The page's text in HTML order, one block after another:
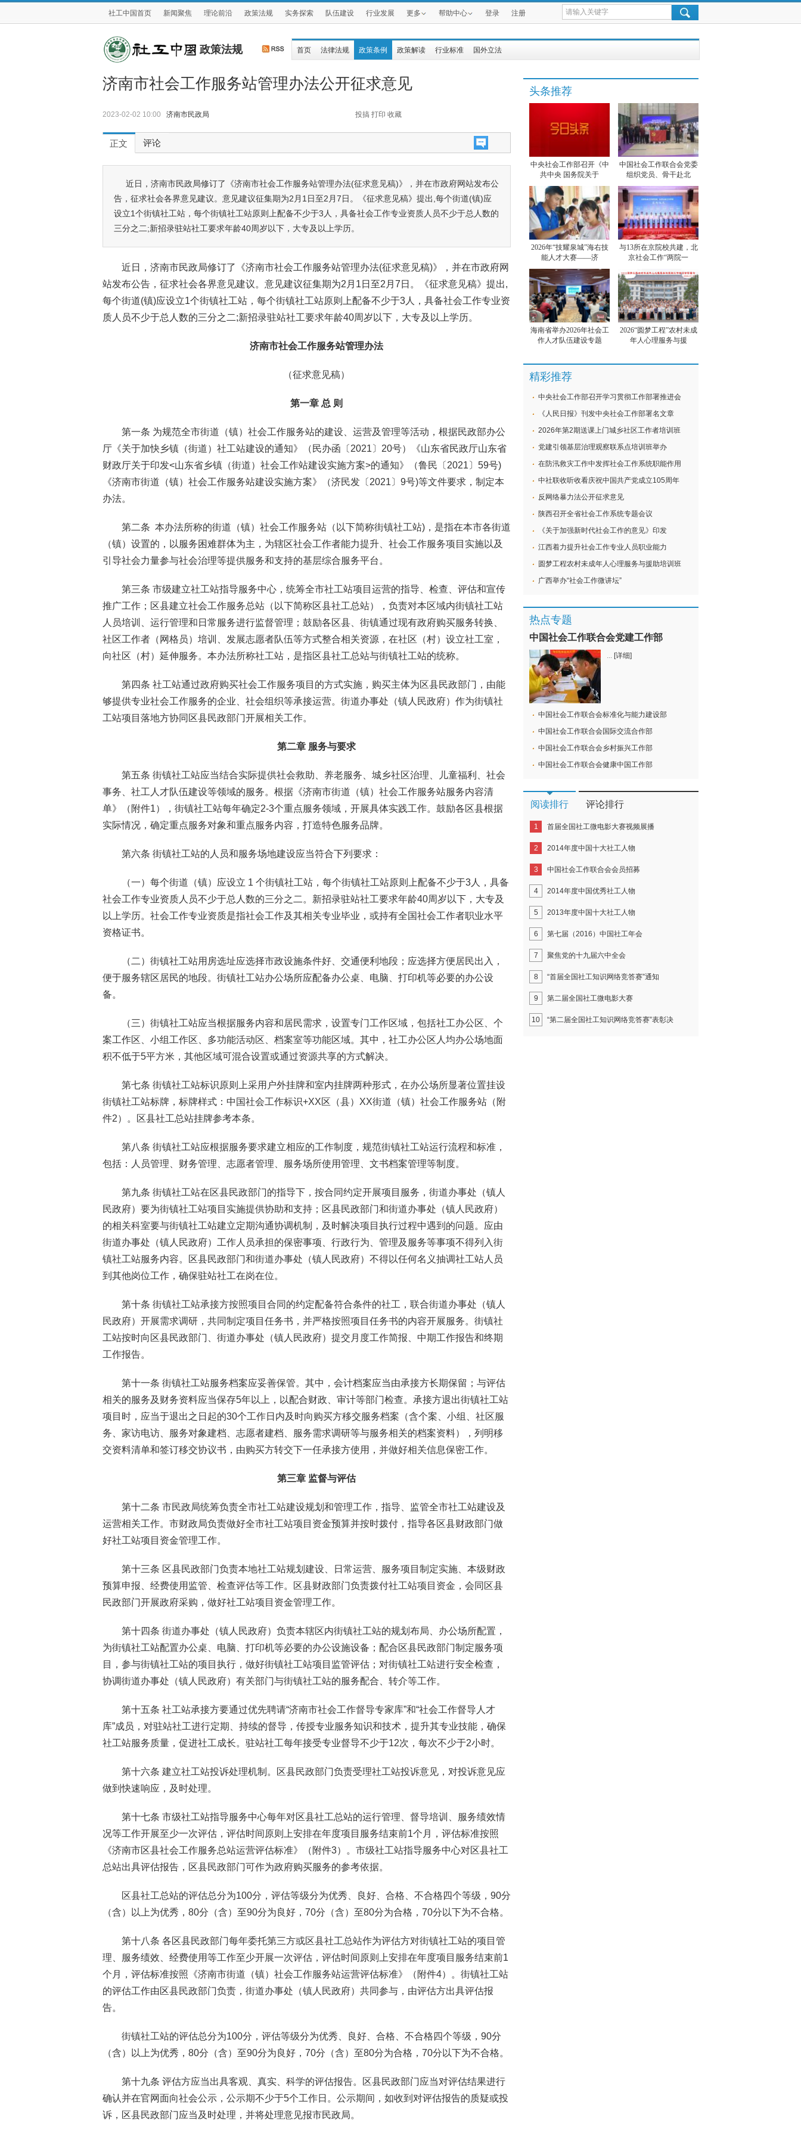
社工中国首页 新闻聚焦 理论前沿 政策法规 实务探索 队伍建设 行业发展 更多 帮助中心 登录 注册
政策法规 首页 法律法规 政策条例 政策解读 行业标准 国外立法
济南市社会工作服务站管理办法公开征求意见
2023-02-02 10:00 济南市民政局 投搞 打印 收藏
正文 评论
近日，济南市民政局修订了《济南市社会工作服务站管理办法(征求意见稿)》，并在市政府网站发布公
告，征求社会各界意见建议。意见建议征集期为2月1日至2月7日。《征求意见稿》提出,每个街道(镇)应
设立1个街镇社工站，每个街镇社工站原则上配备不少于3人，具备社会工作专业资质人员不少于总人数的
三分之二;新招录驻站社工要求年龄40周岁以下，大专及以上学历。
近日，济南市民政局修订了《济南市社会工作服务站管理办法(征求意见稿)》，并在市政府网
站发布公告，征求社会各界意见建议。意见建议征集期为2月1日至2月7日。《征求意见稿》提出,
每个街道(镇)应设立1个街镇社工站，每个街镇社工站原则上配备不少于3人，具备社会工作专业资
质人员不少于总人数的三分之二;新招录驻站社工要求年龄40周岁以下，大专及以上学历。
济南市社会工作服务站管理办法
（征求意见稿）
第一章 总 则
第一条 为规范全市街道（镇）社会工作服务站的建设、运营及管理等活动，根据民政部办公
厅《关于加快乡镇（街道）社工站建设的通知》（民办函〔2021〕20号）《山东省民政厅山东省
财政厅关于印发<山东省乡镇（街道）社会工作站建设实施方案>的通知》（鲁民〔2021〕59号)
《济南市街道（镇）社会工作服务站建设实施方案》（济民发〔2021〕9号)等文件要求，制定本
办法。
第二条 本办法所称的街道（镇）社会工作服务站（以下简称街镇社工站)，是指在本市各街道
（镇）设置的，以服务困难群体为主，为辖区社会工作者能力提升、社会工作服务项目实施以及
引导社会力量参与社会治理等提供服务和支持的基层综合服务平台。
第三条 市级建立社工站指导服务中心，统筹全市社工站项目运营的指导、检查、评估和宣传
推广工作；区县建立社会工作服务总站（以下简称区县社工总站），负责对本区域内街镇社工站
人员培训、运行管理和日常服务进行监督管理；鼓励各区县、街镇通过现有政府购买服务转换、
社区工作者（网格员）培训、发展志愿者队伍等方式整合相关资源，在社区（村）设立社工室，
向社区（村）延伸服务。本办法所称社工站，是指区县社工总站与街镇社工站的统称。
第四条 社工站通过政府购买社会工作服务项目的方式实施，购买主体为区县民政部门，由能
够提供专业社会工作服务的企业、社会组织等承接运营。街道办事处（镇人民政府）作为街镇社
工站项目落地方协同区县民政部门开展相关工作。
第二章 服务与要求
第五条 街镇社工站应当结合实际提供社会救助、养老服务、城乡社区治理、儿童福利、社会
事务、社工人才队伍建设等领域的服务。根据《济南市街道（镇）社会工作服务站服务内容清
单》（附件1），街镇社工站每年确定2-3个重点服务领域，开展具体实践工作。鼓励各区县根据
实际情况，确定重点服务对象和重点服务内容，打造特色服务品牌。
第六条 街镇社工站的人员和服务场地建设应当符合下列要求：
（一）每个街道（镇）应设立 1 个街镇社工站，每个街镇社工站原则上配备不少于3人，具备
社会工作专业资质人员不少于总人数的三分之二。新招录驻站社工要求年龄40周岁以下，大专及
以上学历。社会工作专业资质是指社会工作及其相关专业毕业，或持有全国社会工作者职业水平
资格证书。
（二）街镇社工站用房选址应选择市政设施条件好、交通便利地段；应选择方便居民出入，
便于服务辖区居民的地段。街镇社工站办公场所应配备办公桌、电脑、打印机等必要的办公设
备。
（三）街镇社工站应当根据服务内容和居民需求，设置专门工作区域，包括社工办公区、个
案工作区、小组工作区、多功能活动区、档案室等功能区域。其中，社工办公区人均办公场地面
积不低于5平方米，其他区域可混合设置或通过资源共享的方式解决。
第七条 街镇社工站标识原则上采用户外挂牌和室内挂牌两种形式，在办公场所显著位置挂设
街镇社工站标牌，标牌样式：中国社会工作标识+XX区（县）XX街道（镇）社会工作服务站（附
件2）。区县社工总站挂牌参考本条。
第八条 街镇社工站应根据服务要求建立相应的工作制度，规范街镇社工站运行流程和标准，
包括：人员管理、财务管理、志愿者管理、服务场所使用管理、文书档案管理等制度。
第九条 街镇社工站在区县民政部门的指导下，按合同约定开展项目服务，街道办事处（镇人
民政府）要为街镇社工站项目实施提供协助和支持；区县民政部门和街道办事处（镇人民政府）
的相关科室要与街镇社工站建立定期沟通协调机制，及时解决项目执行过程中遇到的问题。应由
街道办事处（镇人民政府）工作人员承担的保密事项、行政行为、管理及服务等事项不得列入街
镇社工站服务内容。区县民政部门和街道办事处（镇人民政府）不得以任何名义抽调社工站人员
到其他岗位工作，确保驻站社工在岗在位。
第十条 街镇社工站承接方按照项目合同的约定配备符合条件的社工，联合街道办事处（镇人
民政府）开展需求调研，共同制定项目任务书，并严格按照项目任务书的内容开展服务。街镇社
工站按时向区县民政部门、街道办事处（镇人民政府）提交月度工作简报、中期工作报告和终期
工作报告。
第十一条 街镇社工站服务档案应妥善保管。其中，会计档案应当由承接方长期保留；与评估
相关的服务及财务资料应当保存5年以上，以配合财政、审计等部门检查。承接方退出街镇社工站
项目时，应当于退出之日起的30个工作日内及时向购买方移交服务档案（含个案、小组、社区服
务、家访电访、服务对象建档、志愿者建档、服务需求调研等与服务相关的档案资料），列明移
交资料清单和签订移交协议书，由购买方转交下一任承接方使用，并做好相关信息保密工作。
第三章 监督与评估
第十二条 市民政局统筹负责全市社工站建设规划和管理工作，指导、监管全市社工站建设及
运营相关工作。市财政局负责做好全市社工站项目资金预算并按时拨付，指导各区县财政部门做
好社工站项目资金管理工作。
第十三条 区县民政部门负责本地社工站规划建设、日常运营、服务项目制定实施、本级财政
预算申报、经费使用监管、检查评估等工作。区县财政部门负责拨付社工站项目资金，会同区县
民政部门开展政府采购，做好社工站项目资金管理工作。
第十四条 街道办事处（镇人民政府）负责本辖区内街镇社工站的规划布局、办公场所配置，
为街镇社工站配置办公桌、电脑、打印机等必要的办公设施设备；配合区县民政部门制定服务项
目，参与街镇社工站的项目执行，做好街镇社工站项目监管评估；对街镇社工站进行安全检查，
协调街道办事处（镇人民政府）有关部门与街镇社工站的服务配合、转介等工作。
第十五条 社工站承接方要通过优先聘请“济南市社会工作督导专家库”和“社会工作督导人才
库”成员，对驻站社工进行定期、持续的督导，传授专业服务知识和技术，提升其专业技能，确保
社工站服务质量，促进社工成长。驻站社工每年接受专业督导不少于12次，每次不少于2小时。
第十六条 建立社工站投诉处理机制。区县民政部门负责受理社工站投诉意见，对投诉意见应
做到快速响应，及时处理。
第十七条 市级社工站指导服务中心每年对区县社工总站的运行管理、督导培训、服务绩效情
况等工作开展至少一次评估，评估时间原则上安排在年度项目服务结束前1个月，评估标准按照
《济南市区县社会工作服务总站运营评估标准》（附件3）。市级社工站指导服务中心对区县社工
总站出具评估报告，区县民政部门可作为政府购买服务的参考依据。
区县社工总站的评估总分为100分，评估等级分为优秀、良好、合格、不合格四个等级，90分
（含）以上为优秀，80分（含）至90分为良好，70分（含）至80分为合格，70分以下为不合格。
第十八条 各区县民政部门每年委托第三方或区县社工总站作为评估方对街镇社工站的项目管
理、服务绩效、经费使用等工作至少开展一次评估，评估时间原则上安排在年度项目服务结束前1
个月，评估标准按照《济南市街道（镇）社会工作服务站运营评估标准》（附件4）。街镇社工站
的评估工作由区县民政部门负责，街道办事处（镇人民政府）共同参与，由评估方出具评估报
告。
街镇社工站的评估总分为100分，评估等级分为优秀、良好、合格、不合格四个等级，90分
（含）以上为优秀，80分（含）至90分为良好，70分（含）至80分为合格，70分以下为不合格。
第十九条 评估方应当出具客观、真实、科学的评估报告。区县民政部门应当对评估结果进行
确认并在官网面向社会公示，公示期不少于5个工作日。公示期间，如收到对评估报告的质疑或投
诉，区县民政部门应当及时处理，并将处理意见报市民政局。
头条推荐
中央社会工作部召开《中
共中央 国务院关于
中国社会工作联合会党委
组织党员、骨干赴北
2026年“技耀泉城”海右技
能人才大赛——济
与13所在京院校共建，北
京社会工作“两院一
海南省举办2026年社会工
作人才队伍建设专题
2026“圆梦工程”农村未成
年人心理服务与援
精彩推荐
中央社会工作部召开学习贯彻工作部署推进会
《人民日报》刊发中央社会工作部署名文章
2026年第2期送课上门城乡社区工作者培训班
党建引领基层治理观察联系点培训班举办
在防汛救灾工作中发挥社会工作系统职能作用
中社联收听收看庆祝中国共产党成立105周年
反网络暴力法公开征求意见
陕西召开全省社会工作系统专题会议
《关于加强新时代社会工作的意见》印发
江西着力提升社会工作专业人员职业能力
圆梦工程农村未成年人心理服务与援助培训班
广西举办“社会工作微讲坛”
热点专题
中国社会工作联合会党建工作部
... [详细]
中国社会工作联合会标准化与能力建设部
中国社会工作联合会国际交流合作部
中国社会工作联合会乡村振兴工作部
中国社会工作联合会健康中国工作部
阅读排行 评论排行
1 首届全国社工微电影大赛视频展播
2 2014年度中国十大社工人物
3 中国社会工作联合会会员招募
4 2014年度中国优秀社工人物
5 2013年度中国十大社工人物
6 第七届（2016）中国社工年会
7 聚焦党的十九届六中全会
8 “首届全国社工知识网络竞答赛”通知
9 第二届全国社工微电影大赛
10 “第二届全国社工知识网络竞答赛”表彰决